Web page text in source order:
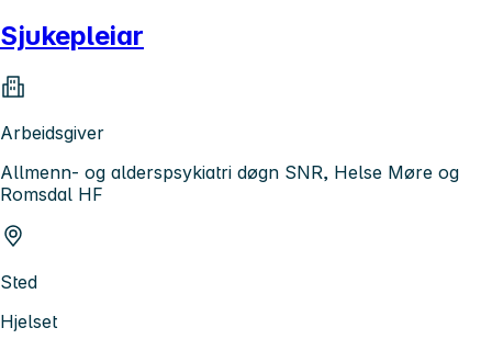
Sjukepleiar
Arbeidsgiver
Allmenn- og alderspsykiatri døgn SNR, Helse Møre og
Romsdal HF
Sted
Hjelset